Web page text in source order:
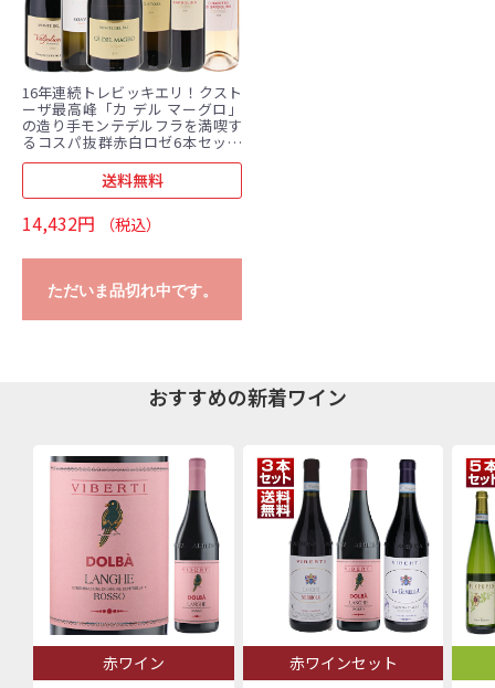
16年連続トレビッキエリ！クスト
ーザ最高峰「カ デル マーグロ」
の造り手モンテデルフラを満喫す
るコスパ抜群赤白ロゼ6本セット
(750ml×6) クストーツァ
送料無料
14,432円 （税込）
ただいま品切れ中です。
おすすめの新着ワイン
赤ワイン 赤ワインセット